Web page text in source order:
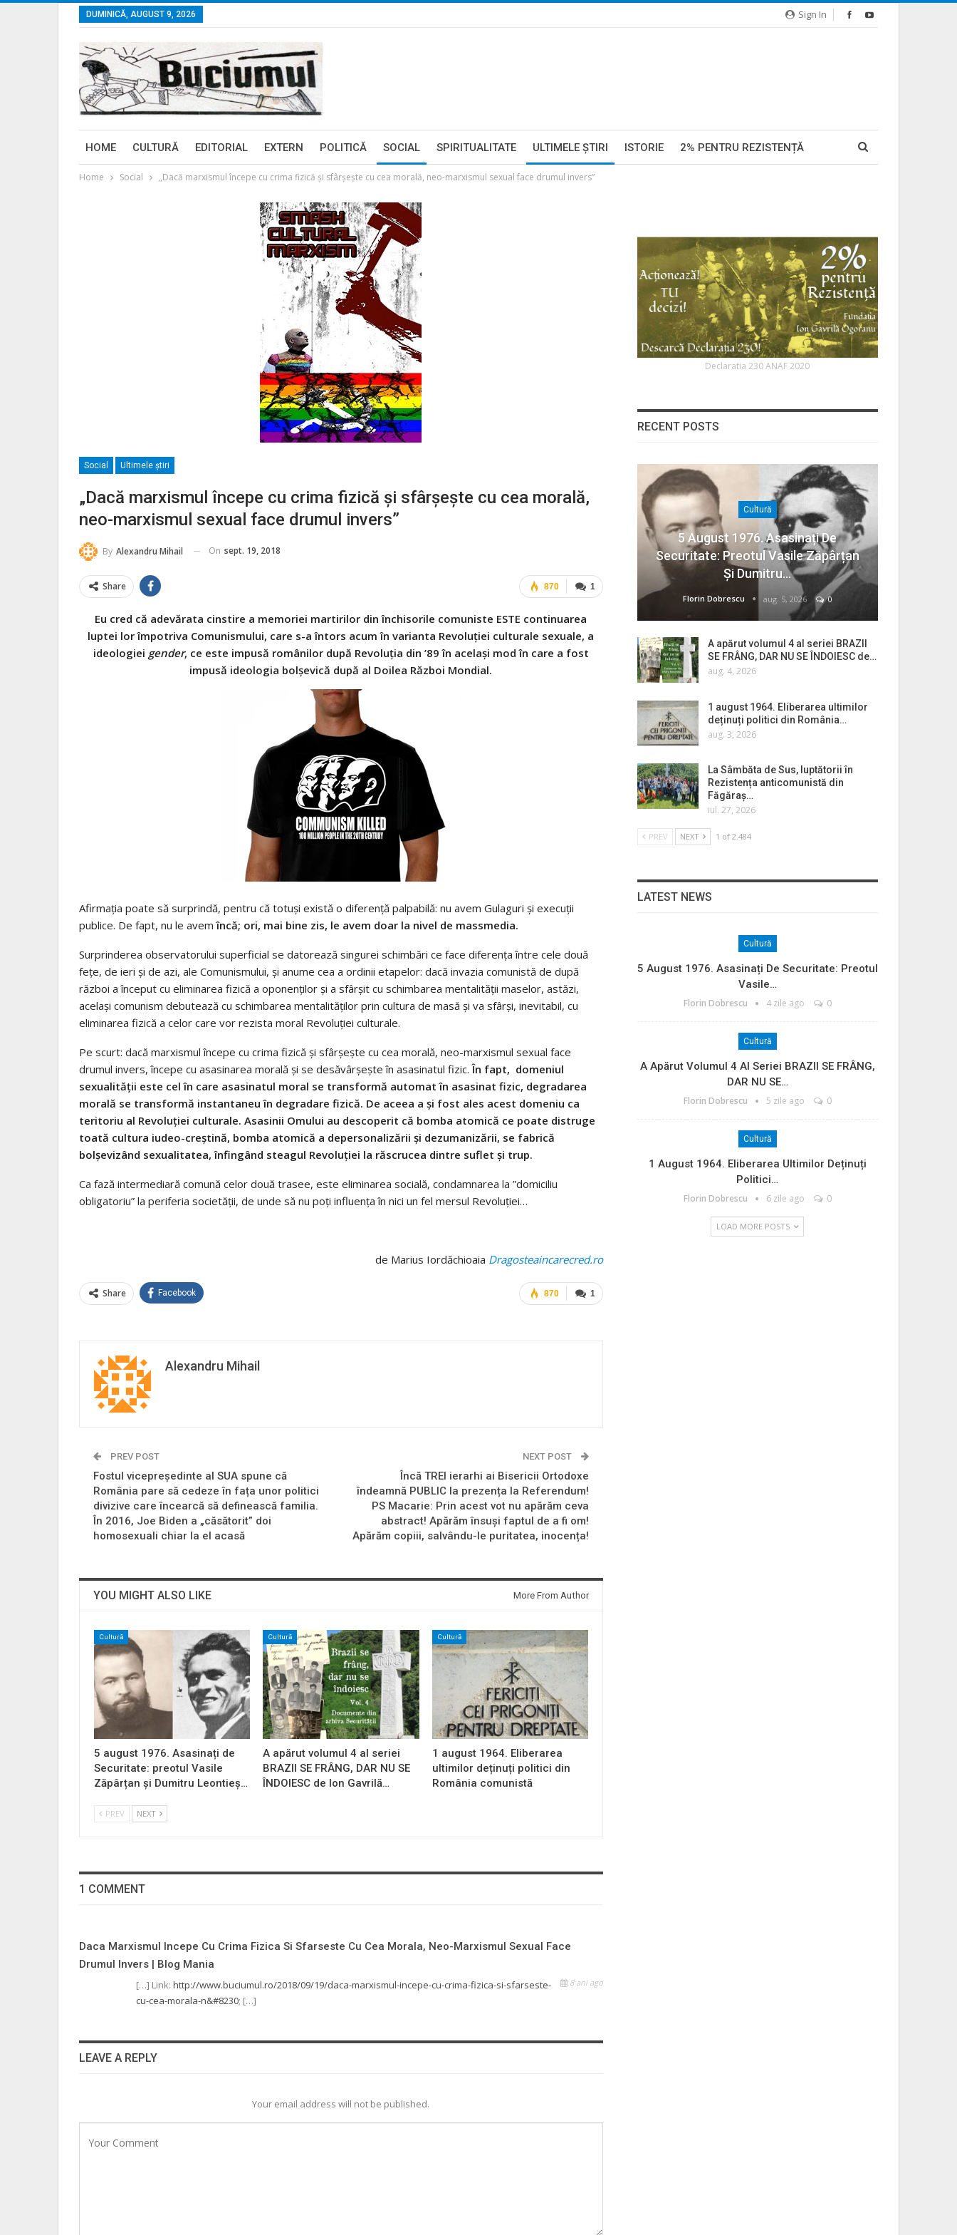
Sign In
DUMINICĂ, AUGUST 9, 2026
HOME CULTURĂ EDITORIAL EXTERN POLITICĂ SOCIAL SPIRITUALITATE ULTIMELE ŞTIRI ISTORIE 2% PENTRU REZISTENȚĂ
Home Social „Dacă marxismul începe cu crima fizică și sfârșește cu cea morală, neo-marxismul sexual face drumul invers”
Social Ultimele ştiri
„Dacă marxismul începe cu crima fizică și sfârșește cu cea morală,
neo-marxismul sexual face drumul invers”
By Alexandru Mihail On sept. 19, 2018
1
870
Share
Eu cred că adevărata cinstire a memoriei martirilor din închisorile comuniste ESTE continuarea
luptei lor împotriva Comunismului, care s-a întors acum în varianta Revoluției culturale sexuale, a
ideologiei gender, ce este impusă românilor după Revoluția din ’89 în același mod în care a fost
impusă ideologia bolșevică după al Doilea Război Mondial.
Afirmația poate să surprindă, pentru că totuși există o diferență palpabilă: nu avem Gulaguri și execuții
publice. De fapt, nu le avemîncă; ori, mai bine zis, le avem doar la nivel de massmedia.
Surprinderea observatorului superficial se datorează singurei schimbări ce face diferența între cele două
fețe, de ieri și de azi, ale Comunismului, și anume cea a ordinii etapelor: dacă invazia comunistă de după
război a început cu eliminarea fizică a oponenților și a sfârșit cu schimbarea mentalității maselor, astăzi,
același comunism debutează cu schimbarea mentalităților prin cultura de masă și va sfârși, inevitabil, cu
eliminarea fizică a celor care vor rezista moral Revoluției culturale.
Pe scurt: dacă marxismul începe cu crima fizică și sfârșește cu cea morală, neo-marxismul sexual face
drumul invers, începe cu asasinarea morală și se desăvârșește în asasinatul fizic.În fapt, domeniul
sexualității este cel în care asasinatul moral se transformă automat în asasinat fizic, degradarea
morală se transformă instantaneu în degradare fizică. De aceea a și fost ales acest domeniu ca
teritoriu al Revoluției culturale. Asasinii Omului au descoperit că bomba atomică ce poate distruge
toată cultura iudeo-creștină, bomba atomică a depersonalizării și dezumanizării, se fabrică
bolșevizând sexualitatea, înfingând steagul Revoluției la răscrucea dintre suflet și trup.
Ca fază intermediară comună celor două trasee, este eliminarea socială, condamnarea la ”domiciliu
obligatoriu” la periferia societății, de unde să nu poți influența în nici un fel mersul Revoluției…
de Marius Iordăchioaia Dragosteaincarecred.ro
1
870
Share Facebook
Alexandru Mihail
PREV POST
Fostul vicepreședinte al SUA spune că
România pare să cedeze în fața unor politici
divizive care încearcă să definească familia.
În 2016, Joe Biden a „căsătorit” doi
homosexuali chiar la el acasă
NEXT POST
Încă TREI ierarhi ai Bisericii Ortodoxe
îndeamnă PUBLIC la prezența la Referendum!
PS Macarie: Prin acest vot nu apărăm ceva
abstract! Apărăm însuși faptul de a fi om!
Apărăm copiii, salvându-le puritatea, inocența!
YOU MIGHT ALSO LIKE More From Author
Cultură
5 august 1976. Asasinați de
Securitate: preotul Vasile
Zăpârțan și Dumitru Leontieș…
Cultură
A apărut volumul 4 al seriei
BRAZII SE FRÂNG, DAR NU SE
ÎNDOIESC de Ion Gavrilă…
Cultură
1 august 1964. Eliberarea
ultimilor deținuți politici din
România comunistă
PREV NEXT
1 COMMENT
Daca Marxismul Incepe Cu Crima Fizica Si Sfarseste Cu Cea Morala, Neo-Marxismul Sexual Face
Drumul Invers | Blog Mania
8 ani ago
[…] Link: http://www.buciumul.ro/2018/09/19/daca-marxismul-incepe-cu-crima-fizica-si-sfarseste-
cu-cea-morala-n&#8230; […]
LEAVE A REPLY
Your email address will not be published.
Declaratia 230 ANAF 2020
RECENT POSTS
Cultură
5 August 1976. Asasinați De
Securitate: Preotul Vasile Zăpârțan
Și Dumitru…
Florin Dobrescu aug. 5, 2026 0
A apărut volumul 4 al seriei BRAZII
SE FRÂNG, DAR NU SE ÎNDOIESC de…
aug. 4, 2026
1 august 1964. Eliberarea ultimilor
deținuți politici din România…
aug. 3, 2026
La Sâmbăta de Sus, luptătorii în
Rezistența anticomunistă din
Făgăraș…
iul. 27, 2026
PREV NEXT 1 of 2.484
LATEST NEWS
Cultură
5 August 1976. Asasinați De Securitate: Preotul
Vasile…
Florin Dobrescu 4 zile ago 0
Cultură
A Apărut Volumul 4 Al Seriei BRAZII SE FRÂNG,
DAR NU SE…
Florin Dobrescu 5 zile ago 0
Cultură
1 August 1964. Eliberarea Ultimilor Deținuți
Politici…
Florin Dobrescu 6 zile ago 0
LOAD MORE POSTS